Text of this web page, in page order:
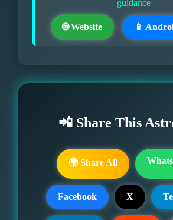
guidance
🌐 Website 📱
📲 Share This
🌍 Share All
Facebook X